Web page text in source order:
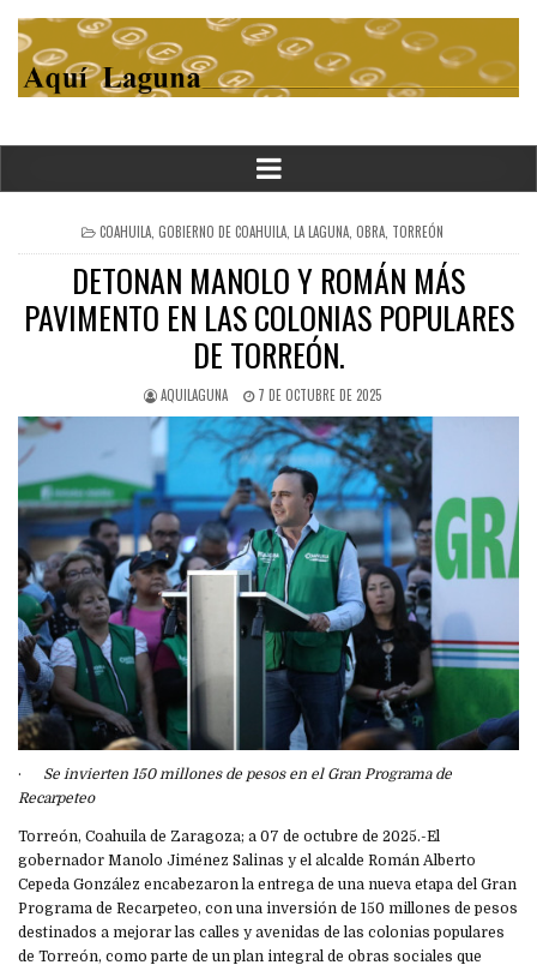
POSTED
IN
COAHUILA GOBIERNO DE COAHUILA LA LAGUNA OBRA TORREÓN
DETONAN MANOLO Y ROMÁN MÁS
PAVIMENTO EN LAS COLONIAS POPULARES
DE TORREÓN.
AQUILAGUNA 7 DE OCTUBRE DE 2025
· Se invierten 150 millones de pesos en el Gran Programa de
Recarpeteo
Torreón, Coahuila de Zaragoza; a 07 de octubre de 2025.-El
gobernador Manolo Jiménez Salinas y el alcalde Román Alberto
Cepeda González encabezaron la entrega de una nueva etapa del Gran
Programa de Recarpeteo, con una inversión de 150 millones de pesos
destinados a mejorar las calles y avenidas de las colonias populares
de Torreón, como parte de un plan integral de obras sociales que